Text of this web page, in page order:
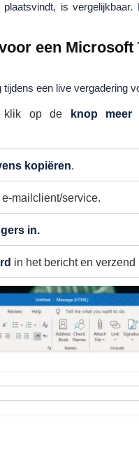
is
een Microsoft
een live vergadering
klik op de knop meer
kopiëren.
e-mailclient/service.
in.
in het bericht en verzend